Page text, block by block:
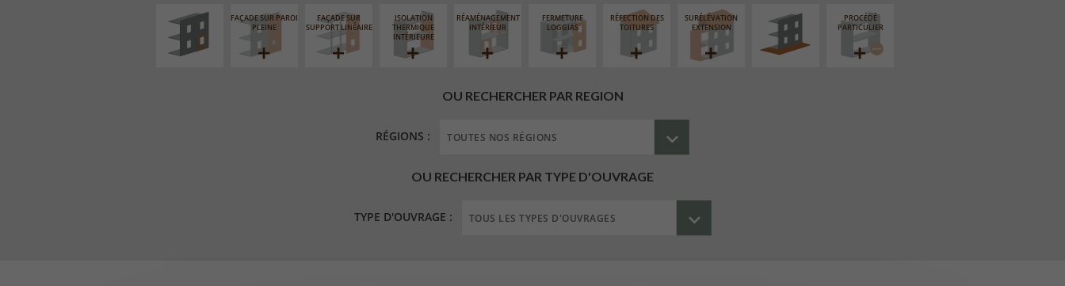
FAÇADE SUR PAROI
PLEINE
FAÇADE SUR
SUPPORT LINÉAIRE
ISOLATION
THERMIQUE
INTÉRIEURE
RÉAMÉNAGEMENT
INTÉRIEUR
FERMETURE
LOGGIAS
RÉFECTION DES
TOITURES
SURÉLÉVATION
EXTENSION
PROCÉDÉ
PARTICULIER
OU RECHERCHER PAR REGION
RÉGIONS :
OU RECHERCHER PAR TYPE D'OUVRAGE
TYPE D'OUVRAGE :